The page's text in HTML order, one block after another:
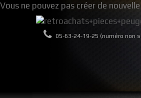
Vous ne pouvez pas créer de
05-63-24-19-25 (numéro non